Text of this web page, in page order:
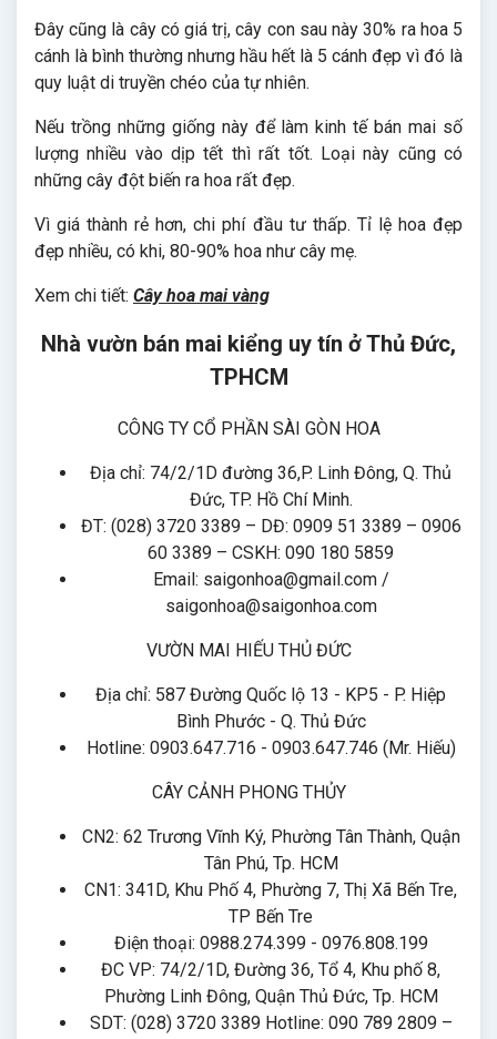
Đây cũng là cây có giá trị, cây con sau này 30% ra hoa 5
cánh là bình thường nhưng hầu hết là 5 cánh đẹp vì đó là
quy luật di truyền chéo của tự nhiên.
Nếu trồng những giống này để làm kinh tế bán mai số
lượng nhiều vào dịp tết thì rất tốt. Loại này cũng có
những cây đột biến ra hoa rất đẹp.
Vì giá thành rẻ hơn, chi phí đầu tư thấp. Tỉ lệ hoa đẹp
đẹp nhiều, có khi, 80-90% hoa như cây mẹ.
Xem chi tiết: Cây hoa mai vàng
Nhà vườn bán mai kiểng uy tín ở Thủ Đức,
TPHCM
CÔNG TY CỔ PHẦN SÀI GÒN HOA
Địa chỉ: 74/2/1D đường 36,P. Linh Đông, Q. Thủ
Đức, TP. Hồ Chí Minh.
ĐT: (028) 3720 3389 – DĐ: 0909 51 3389 – 0906
60 3389 – CSKH: 090 180 5859
Email: saigonhoa@gmail.com /
saigonhoa@saigonhoa.com
VƯỜN MAI HIẾU THỦ ĐỨC
Địa chỉ: 587 Đường Quốc lộ 13 - KP5 - P. Hiệp
Bình Phước - Q. Thủ Đức
Hotline: 0903.647.716 - 0903.647.746 (Mr. Hiếu)
CÂY CẢNH PHONG THỦY
CN2: 62 Trương Vĩnh Ký, Phường Tân Thành, Quận
Tân Phú, Tp. HCM
CN1: 341D, Khu Phố 4, Phường 7, Thị Xã Bến Tre,
TP Bến Tre
Điện thoại: 0988.274.399 - 0976.808.199
ĐC VP: 74/2/1D, Đường 36, Tổ 4, Khu phố 8,
Phường Linh Đông, Quận Thủ Đức, Tp. HCM
SDT: (028) 3720 3389 Hotline: 090 789 2809 –